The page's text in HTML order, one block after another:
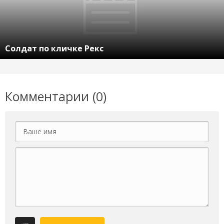
Солдат по кличке Рекс
Комментарии (0)